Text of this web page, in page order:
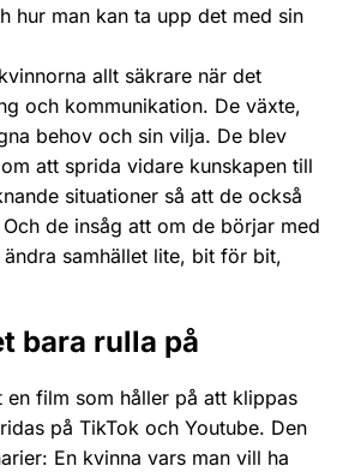
hur man kan ta upp det med sin
allt säkrare när det
och kommunikation. De växte,
behov och sin vilja. De blev
att sprida vidare kunskapen till
situationer så att de också
de insåg att om de börjar med
samhället lite, bit för bit,
bara rulla på
en film som håller på att klippas
på TikTok och Youtube. Den
En kvinna vars man vill ha